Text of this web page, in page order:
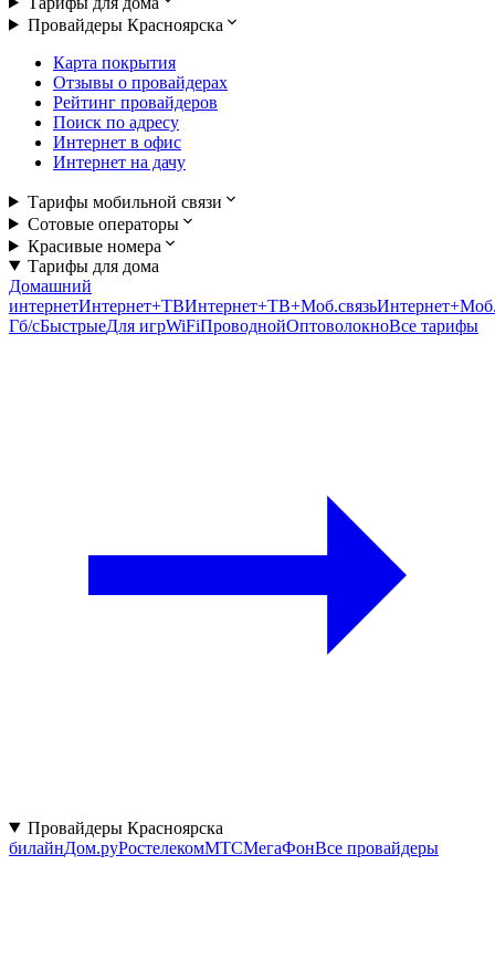
Провайдеры Красноярска
Карта покрытия
Отзывы о провайдерах
Рейтинг провайдеров
Поиск по адресу
Интернет в офис
Интернет на дачу
Тарифы мобильной связи
Сотовые операторы
Красивые номера
Тарифы для дома
Домашний
интернетИнтернет+ТВИнтернет+ТВ+Моб.связь
Гб/cБыстрыеДля игрWiFiПроводнойОптоволокноВсе тарифы
Провайдеры Красноярска
билайнДом.руРостелекомМТСМегаФонВсе провайдеры